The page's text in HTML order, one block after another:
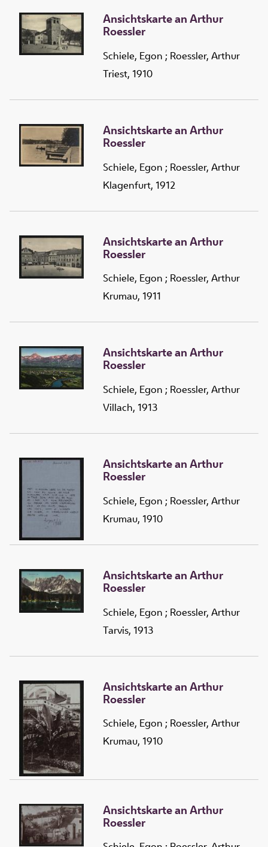
Ansichtskarte an Arthur
Roessler
Schiele, Egon ; Roessler, Arthur
Triest, 1910
Ansichtskarte an Arthur
Roessler
Schiele, Egon ; Roessler, Arthur
Klagenfurt, 1912
Ansichtskarte an Arthur
Roessler
Schiele, Egon ; Roessler, Arthur
Krumau, 1911
Ansichtskarte an Arthur
Roessler
Schiele, Egon ; Roessler, Arthur
Villach, 1913
Ansichtskarte an Arthur
Roessler
Schiele, Egon ; Roessler, Arthur
Krumau, 1910
Ansichtskarte an Arthur
Roessler
Schiele, Egon ; Roessler, Arthur
Tarvis, 1913
Ansichtskarte an Arthur
Roessler
Schiele, Egon ; Roessler, Arthur
Krumau, 1910
Ansichtskarte an Arthur
Roessler